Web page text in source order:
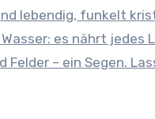
lebendig, funkelt
es nährt jedes
Felder – ein Segen.